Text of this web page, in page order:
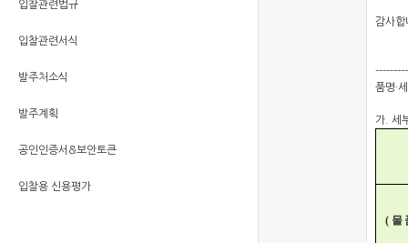
입찰관련법규
입찰관련서식
발주처소식
발주계획
공인인증서&보안토큰
입찰용 신용평가
감사합
품명·
가. 세
( 물